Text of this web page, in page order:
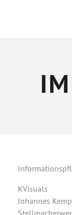
KVisuals
Johannes